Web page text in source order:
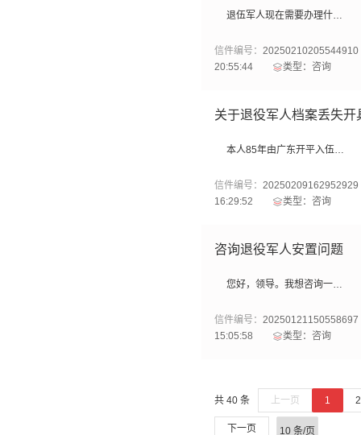
退伍军人现在需要办理什么手续想咨询一下
信件编号： 20250210205544910
20:55:44
类型：咨询
关于退役军人档案丢失
本人85年由广东开平入伍，90年在柳江退役，近期去社保局办理退休，因档案丢失无法提供档案复印件给社保局，社保要求开具服役证明。原部队已经改制，现在手上只有退伍证，复印证明应该去哪个部门哪个科室申请？申请时还提供哪些材料？
信件编号： 20250209162952929
16:29:52
类型：咨询
咨询退役军人安置问题
您好，领导。我想咨询一下，我现在在城中区有自己的房子，我媳妇是来宾的，不是柳州的，结婚已经满俩年，这样的话，我在柳州有自己的房子，能在柳州安置吗。
信件编号： 20250121150558697
15:05:58
类型：咨询
共 40 条 上一页 1 2
下一页